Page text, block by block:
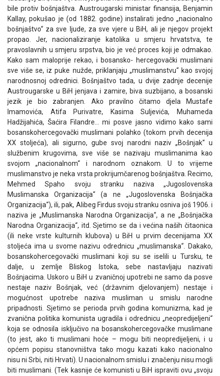
bile protiv bošnjaštva. Austrougarski ministar finansija, Benjamin
Kallay, pokušao je (od 1882. godine) instalirati jedno „nacionalno
bošnjaštvo“ za sve ljude, za sve vjere u BiH, ali je njegov projekt
propao. Jer, nacionaliziranje katolika u smjeru hrvatstva, te
pravoslavnih u smjeru srpstva, bio je već proces koji je odmakao.
Kako sam maloprije rekao, i bosansko- hercegovački muslimani
sve više se, iz puke nužde, priklanjaju „muslimanstvu“ kao svojoj
narodnosnoj odrednici. Bošnjaštvo tada, u dvije zadnje decenije
Austrougarske u BiH jenjava i zamire, biva suzbijano, a bosanski
jezik je bio zabranjen. Ako pravilno čitamo djela Mustafe
Imamovića, Atifa Purivatre, Kasima Suljevića, Muhameda
Hadžijahića, Šaćira Filandre… mi posve jasno vidimo kako sami
bosanskohercegovački muslimani polahko (tokom prvih decenija
XX stoljeća), ali sigurno, gube svoj narodni naziv „Bošnjak“ u
službenim krugovima, sve više se nazivaju muslimanima kao
svojom „nacionalnom“ i narodnom oznakom. U to vrijeme
muslimanstvo je neka vrsta prokrijumčarenog bošnjaštva. Recimo,
Mehmed Spaho svoju stranku naziva „Jugoslovenska
Muslimanska Organizacija“ (a ne „Jugoslovenska Bošnjačka
Organizacija“), ili, pak, Alibeg Firdus svoju stranku osniva još 1906. i
naziva je „Muslimanska Narodna Organizacija“, a ne „Bošnjačka
Narodna Organizacija“, itd. Sjetimo se da i većina naših čitaonica
(ili neke vrste kulturnih klubova) u BiH u prvim decenijama XX
stoljeća ima u svome nazivu odrednicu „muslimanska“. Dakako,
bosanskohercegovački muslimani koji su se iselili u Tursku, te
dalje, u zemlje Bliskog Istoka, sebe nastavljaju nazivati
Bošnjacima. Uskoro u BiH u zvaničnoj upotrebi ne samo da posve
nestaje naziv Bošnjak, već (državnim djelovanjem) nestaje i
mogućnost upotrebe naziva musliman u smislu narodne
pripadnosti. Sjetimo se perioda prvih godina komunizma, kad je
zvanična politika komunista ugradila i odrednicu „neopredijeljeni“
koja se odnosila isključivo na bosanskohercegovačke muslimane
(to jest, ako ti muslimani hoće – mogu biti neopredijeljeni, i u
općem popisu stanovništva tako mogu kazati kako nacionalno
nisu ni Srbi, niti Hrvati). U nacionalnom smislu i značenju nisu mogli
biti muslimani. (Tek kasnije će komunisti u BiH ispraviti ovu „svoju